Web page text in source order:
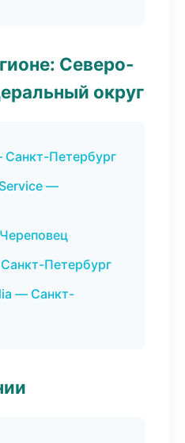
Северо-
округ
Петербург
—
Петербург
— Санкт-